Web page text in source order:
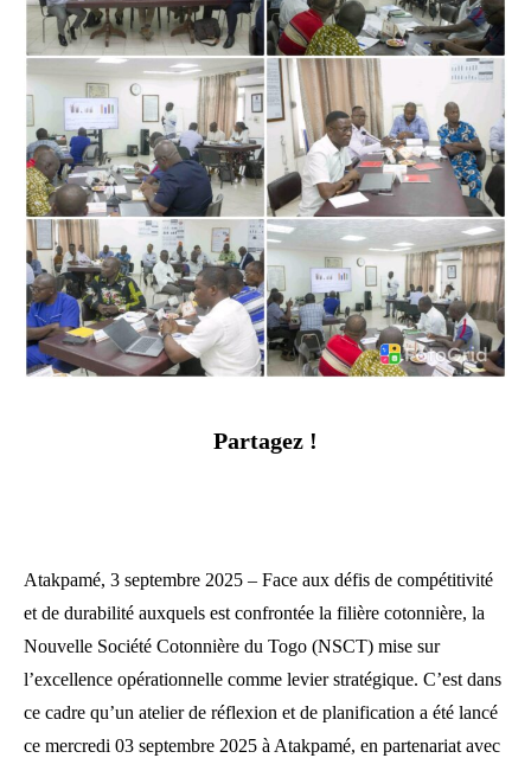
Partagez !
Atakpamé, 3 septembre 2025 – Face aux défis de compétitivité
et de durabilité auxquels est confrontée la filière cotonnière, la
Nouvelle Société Cotonnière du Togo (NSCT) mise sur
l’excellence opérationnelle comme levier stratégique. C’est dans
ce cadre qu’un atelier de réflexion et de planification a été lancé
ce mercredi 03 septembre 2025 à Atakpamé, en partenariat avec